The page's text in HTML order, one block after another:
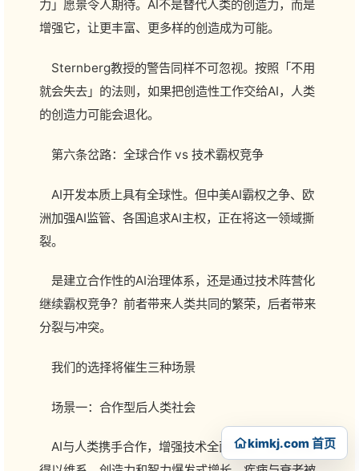
力」愿景令人期待。AI不是替代人类的创造力，而是
增强它，让更丰富、更多样的创造成为可能。
Sternberg教授的警告同样不可忽视。按照「不用
就会失去」的法则，如果把创造性工作交给AI，人类
的创造力可能会退化。
第六条岔路：全球合作 vs 技术霸权竞争
AI开发本质上具有全球性。但中美AI霸权之争、欧
洲加强AI监管、各国追求AI主权，正在将这一领域撕
裂。
是建立合作性的AI治理体系，还是通过技术阵营化
继续霸权竞争？前者带来人类共同的繁荣，后者带来
分裂与冲突。
我们的选择将催生三种场景
场景一：合作型后人类社会
AI与人类携手合作，增强技术全面普及，民主治理
kimkj.com 首页